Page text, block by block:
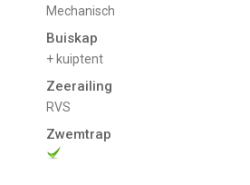
Mechanisch
Buiskap
+ kuiptent
Zeerailing
RVS
Zwemtrap